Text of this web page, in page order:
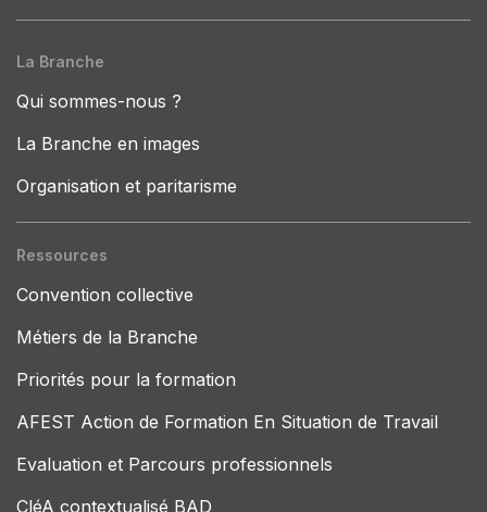
La Branche
Qui sommes-nous ?
La Branche en images
Organisation et paritarisme
Ressources
Convention collective
Métiers de la Branche
Priorités pour la formation
AFEST Action de Formation En Situation de Travail
Evaluation et Parcours professionnels
CléA contextualisé BAD